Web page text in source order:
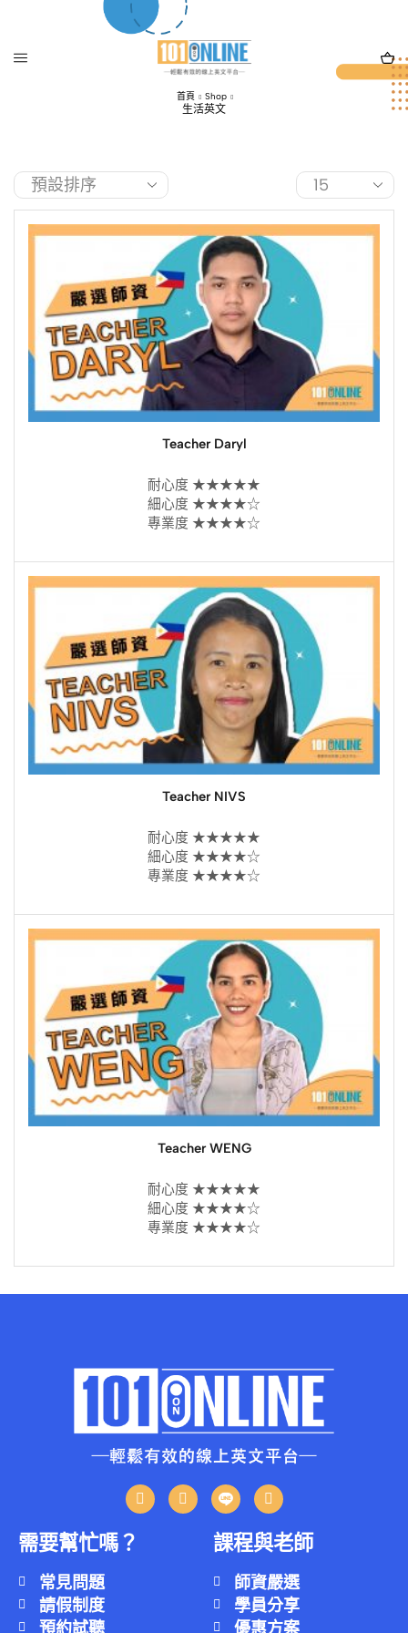
首頁 Shop
生活英文
Teacher Daryl
耐心度 ★★★★★
細心度 ★★★★☆
專業度 ★★★★☆
Teacher NIVS
耐心度 ★★★★★
細心度 ★★★★☆
專業度 ★★★★☆
Teacher WENG
耐心度 ★★★★★
細心度 ★★★★☆
專業度 ★★★★☆
需要幫忙嗎？
常見問題
請假制度
預約試聽
課程與老師
師資嚴選
學員分享
優惠方案